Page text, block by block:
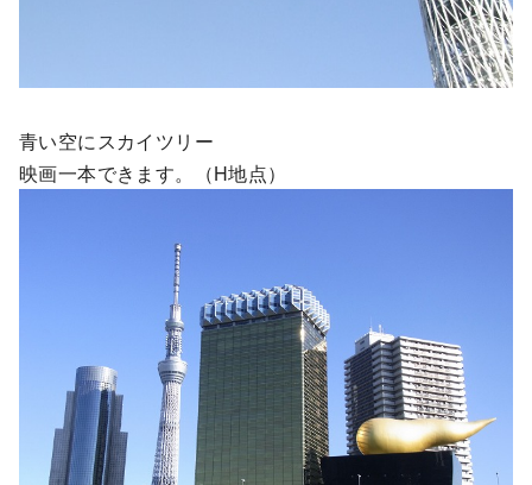
青い空にスカイツリー
映画一本できます。（H地点）